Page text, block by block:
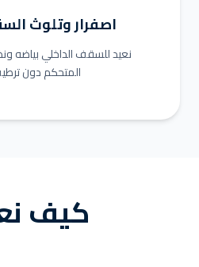
اصفرار وتلوث
نعيد للسقف الداخلي بياضه
المتحكم دون
كيف